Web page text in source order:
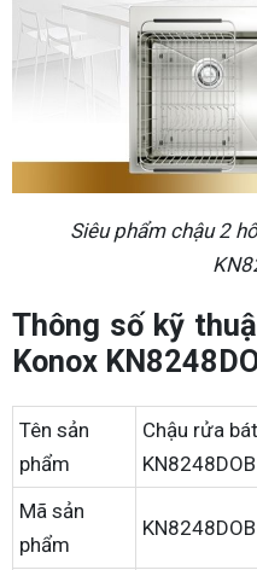
Siêu phẩm chậu 2
Thông số kỹ
Konox
Tên sản
phẩm
Chậu rửa
KN8248DOB
Mã sản
phẩm
KN8248DOB